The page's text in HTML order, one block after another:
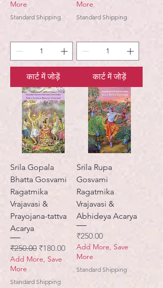
More
Standard Shipping
कार्ट में जोड़ें
More
Standard Shipping
कार्ट में जोड़ें
Srila Gopala
Bhatta Gosvami
Ragatmika
Vrajavasi &
Prayojana-tattva
Acarya
नियमित मूल्य
₹250.00 बिक्री मूल्य
₹180.00
Add More, Save
More
Standard Shipping
Srila Rupa
Gosvami
Ragatmika
Vrajavasi &
Abhideya Acarya
मूल्य
₹250.00
Add More, Save
More
Standard Shipping